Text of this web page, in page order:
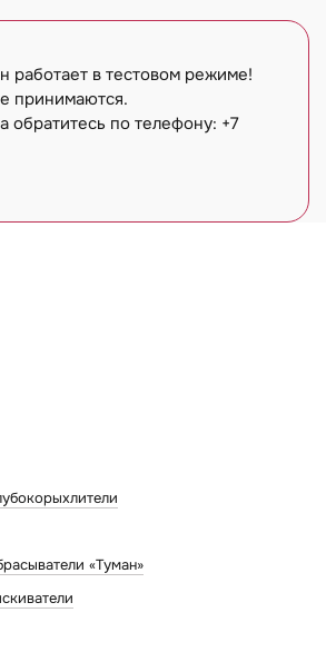
работает в тестовом режиме!
принимаются.
обратитесь по телефону: +7
«Туман»